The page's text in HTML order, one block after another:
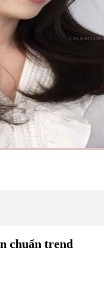
chuẩn trend